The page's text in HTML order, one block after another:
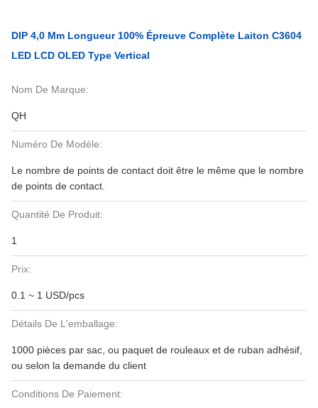
DIP 4,0 Mm Longueur 100% Épreuve Complète Laiton C3604
LED LCD OLED Type Vertical
Nom De Marque:
QH
Numéro De Modèle:
Le nombre de points de contact doit être le même que le nombre
de points de contact.
Quantité De Produit:
1
Prix:
0.1 ~ 1 USD/pcs
Détails De L'emballage:
1000 pièces par sac, ou paquet de rouleaux et de ruban adhésif,
ou selon la demande du client
Conditions De Paiement: